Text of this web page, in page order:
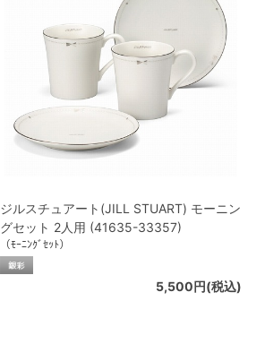
ジルスチュアート(JILL STUART) モーニン
グセット 2人用 (41635-33357)
（ﾓｰﾆﾝｸﾞｾｯﾄ）
5,500円(税込)